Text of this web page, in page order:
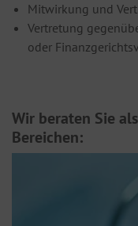
Mitwirkung und
Vertretung
oder
Wir beraten Sie
Bereichen: